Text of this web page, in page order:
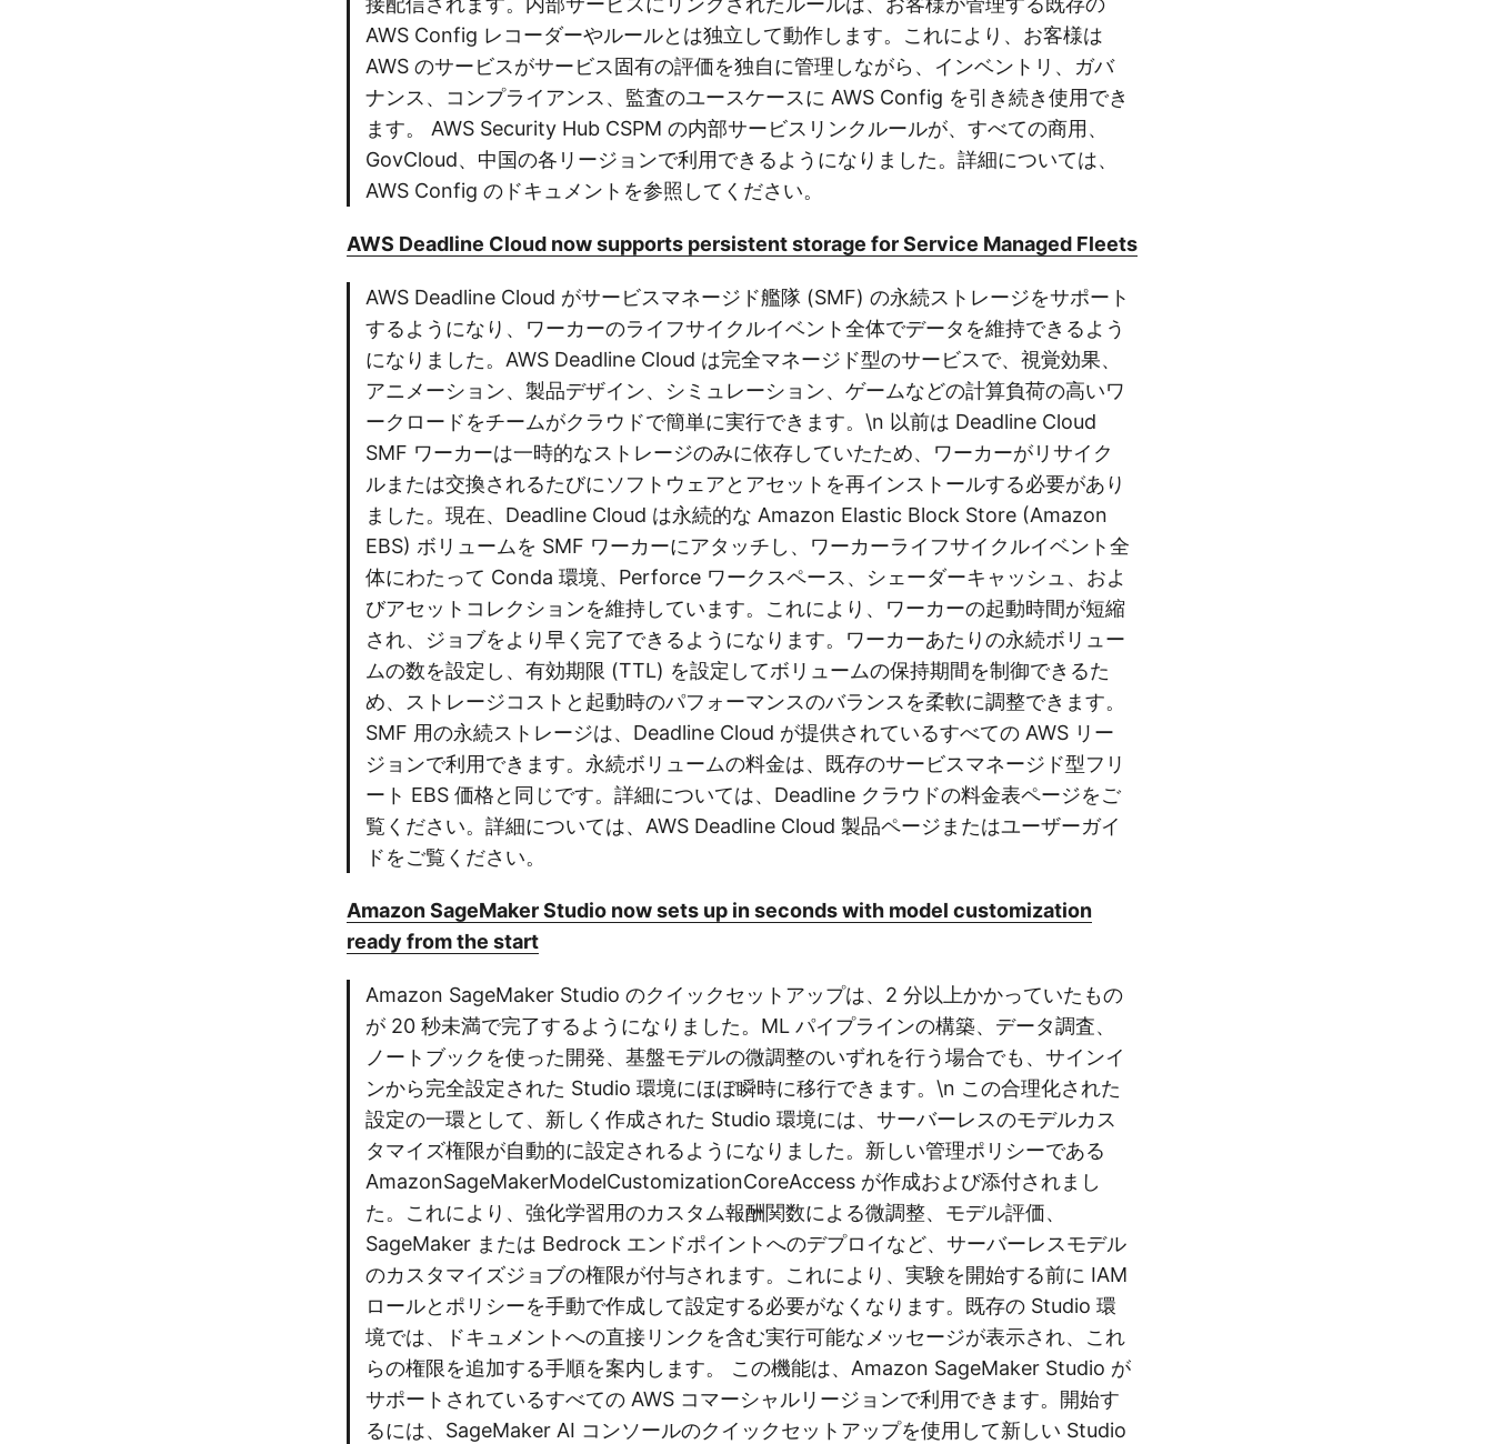
AWS Config レコーダーやルールとは独立して動作します。これにより、お客様は
AWS のサービスがサービス固有の評価を独自に管理しながら、インベントリ、ガバ
ナンス、コンプライアンス、監査のユースケースに AWS Config を引き続き使用でき
ます。 AWS Security Hub CSPM の内部サービスリンクルールが、すべての商用、
GovCloud、中国の各リージョンで利用できるようになりました。詳細については、
AWS Config のドキュメントを参照してください。
AWS Deadline Cloud now supports persistent storage for Service Managed Fleets
AWS Deadline Cloud がサービスマネージド艦隊 (SMF) の永続ストレージをサポート
するようになり、ワーカーのライフサイクルイベント全体でデータを維持できるよう
になりました。AWS Deadline Cloud は完全マネージド型のサービスで、視覚効果、
アニメーション、製品デザイン、シミュレーション、ゲームなどの計算負荷の高いワ
ークロードをチームがクラウドで簡単に実行できます。\n 以前は Deadline Cloud
SMF ワーカーは一時的なストレージのみに依存していたため、ワーカーがリサイク
ルまたは交換されるたびにソフトウェアとアセットを再インストールする必要があり
ました。現在、Deadline Cloud は永続的な Amazon Elastic Block Store (Amazon
EBS) ボリュームを SMF ワーカーにアタッチし、ワーカーライフサイクルイベント全
体にわたって Conda 環境、Perforce ワークスペース、シェーダーキャッシュ、およ
びアセットコレクションを維持しています。これにより、ワーカーの起動時間が短縮
され、ジョブをより早く完了できるようになります。ワーカーあたりの永続ボリュー
ムの数を設定し、有効期限 (TTL) を設定してボリュームの保持期間を制御できるた
め、ストレージコストと起動時のパフォーマンスのバランスを柔軟に調整できます。
SMF 用の永続ストレージは、Deadline Cloud が提供されているすべての AWS リー
ジョンで利用できます。永続ボリュームの料金は、既存のサービスマネージド型フリ
ート EBS 価格と同じです。詳細については、Deadline クラウドの料金表ページをご
覧ください。詳細については、AWS Deadline Cloud 製品ページまたはユーザーガイ
ドをご覧ください。
Amazon SageMaker Studio now sets up in seconds with model customization
ready from the start
Amazon SageMaker Studio のクイックセットアップは、2 分以上かかっていたもの
が 20 秒未満で完了するようになりました。ML パイプラインの構築、データ調査、
ノートブックを使った開発、基盤モデルの微調整のいずれを行う場合でも、サインイ
ンから完全設定された Studio 環境にほぼ瞬時に移行できます。\n この合理化された
設定の一環として、新しく作成された Studio 環境には、サーバーレスのモデルカス
タマイズ権限が自動的に設定されるようになりました。新しい管理ポリシーである
AmazonSageMakerModelCustomizationCoreAccess が作成および添付されまし
た。これにより、強化学習用のカスタム報酬関数による微調整、モデル評価、
SageMaker または Bedrock エンドポイントへのデプロイなど、サーバーレスモデル
のカスタマイズジョブの権限が付与されます。これにより、実験を開始する前に IAM
ロールとポリシーを手動で作成して設定する必要がなくなります。既存の Studio 環
境では、ドキュメントへの直接リンクを含む実行可能なメッセージが表示され、これ
らの権限を追加する手順を案内します。 この機能は、Amazon SageMaker Studio が
サポートされているすべての AWS コマーシャルリージョンで利用できます。開始す
るには、SageMaker AI コンソールのクイックセットアップを使用して新しい Studio